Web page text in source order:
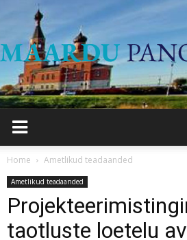
Home Ametlikud teadaanded
Ametlikud teadaanded
taotluste loetelu